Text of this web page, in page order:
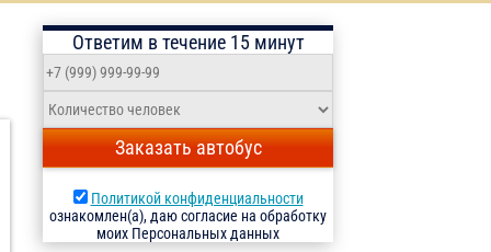
Ответим в течение 15 минут
Заказать автобус
Политикой конфиденциальности
ознакомлен(а), даю согласие на обработку
моих Персональных данных